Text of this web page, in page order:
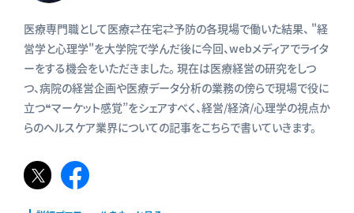
医療専門職として医療⇄在宅⇄予防の各現場で働いた結果、 "経
営学と心理学"を大学院で学んだ後に今回、webメディアでライタ
ーをする機会をいただきました。 現在は医療経営の研究をしつ
つ、病院の経営企画や医療データ分析の業務の傍らで現場で役に
立つ❝マーケット感覚”をシェアすべく、経営/経済/心理学の視点か
らのヘルスケア業界についての記事をこちらで書いていきます。
𝕏
Facebook